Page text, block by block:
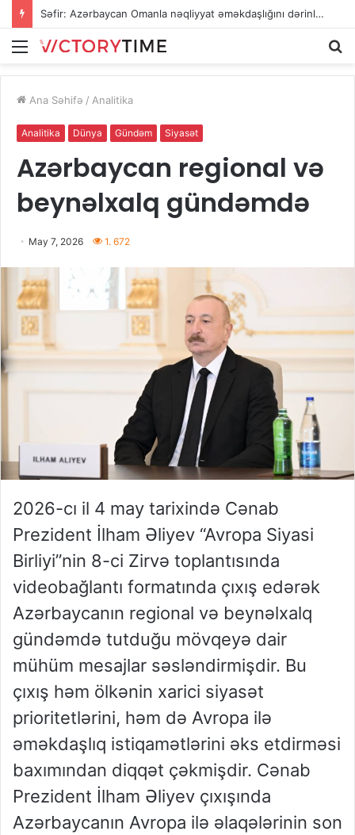
Səfir: Azərbaycan Omanla nəqliyyat əməkdaşlığını dərinləşdirməyə hazırdır
Menu
Ana Səhifə / Analitika
Analitika Dünya Gündəm Siyasət
Azərbaycan regional və
beynəlxalq gündəmdə
May 7, 2026 1. 672
2026-cı il 4 may tarixində Cənab
Prezident İlham Əliyev “Avropa Siyasi
Birliyi”nin 8-ci Zirvə toplantısında
videobağlantı formatında çıxış edərək
Azərbaycanın regional və beynəlxalq
gündəmdə tutduğu mövqeyə dair
mühüm mesajlar səsləndirmişdir. Bu
çıxış həm ölkənin xarici siyasət
prioritetlərini, həm də Avropa ilə
əməkdaşlıq istiqamətlərini əks etdirməsi
baxımından diqqət çəkmişdir. Cənab
Prezident İlham Əliyev çıxışında
Azərbaycanın Avropa ilə əlaqələrinin son